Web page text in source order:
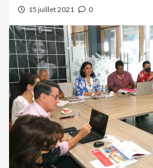
15 juillet 2021 0